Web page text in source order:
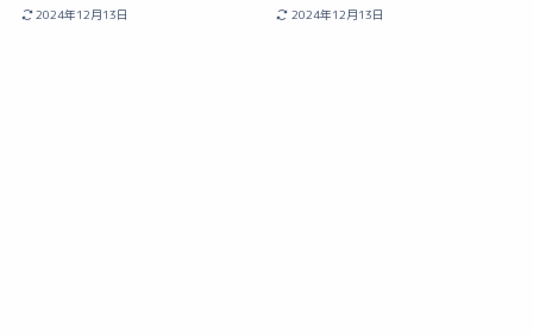
2024年12月13日 2024年12月13日